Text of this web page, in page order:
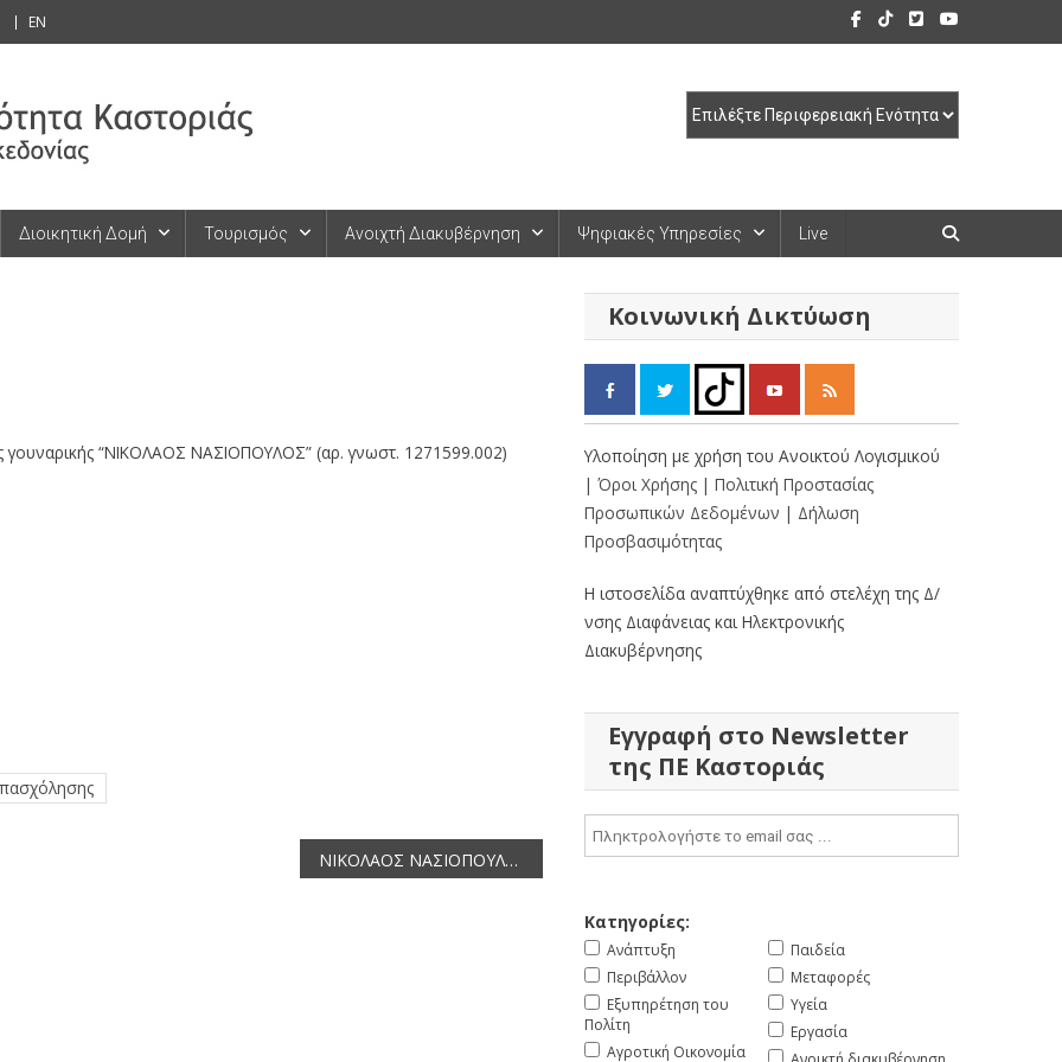
EN
Διοικητική Δομή Τουρισμός Ανοιχτή Διακυβέρνηση Ψηφιακές Υπηρεσίες Live
γουναρικής “ΝΙΚΟΛΑΟΣ ΝΑΣΙΟΠΟΥΛΟΣ” (αρ. γνωστ. 1271599.002)
ΝΙΚΟΛΑΟΣ ΝΑΣΙΟΠΟΥΛΟΣ
Κοινωνική Δικτύωση
Υλοποίηση με χρήση του Ανοικτού Λογισμικού
| Όροι Χρήσης | Πολιτική Προστασίας
Προσωπικών Δεδομένων | Δήλωση
Προσβασιμότητας
Η ιστοσελίδα αναπτύχθηκε από στελέχη της Δ/
νσης Διαφάνειας και Ηλεκτρονικής
Διακυβέρνησης
Εγγραφή στο Newsletter
της ΠΕ Καστοριάς
Κατηγορίες:
Ανάπτυξη
Περιβάλλον
Εξυπηρέτηση του
Πολίτη
Αγροτική Οικονομία
Παιδεία
Μεταφορές
Υγεία
Εργασία